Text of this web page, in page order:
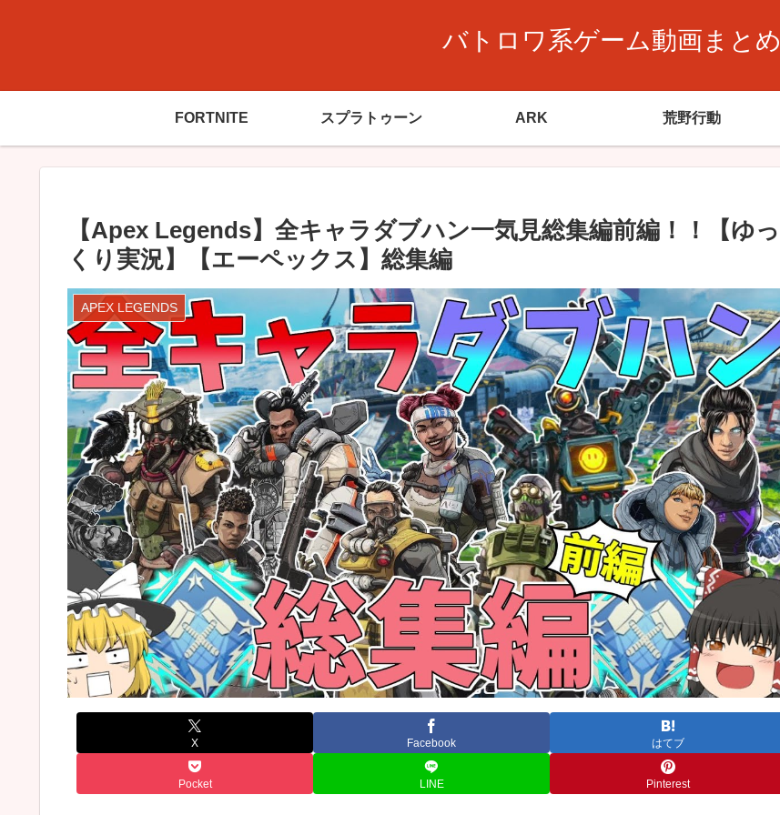
バトロワ系ゲーム動画まとめ
FORTNITE スプラトゥーン ARK 荒野行動
【Apex Legends】全キャラダブハン一気見総集編前編！！【ゆっ
くり実況】【エーペックス】総集編
APEX LEGENDS
X Facebook はてブ
Pocket LINE Pinterest